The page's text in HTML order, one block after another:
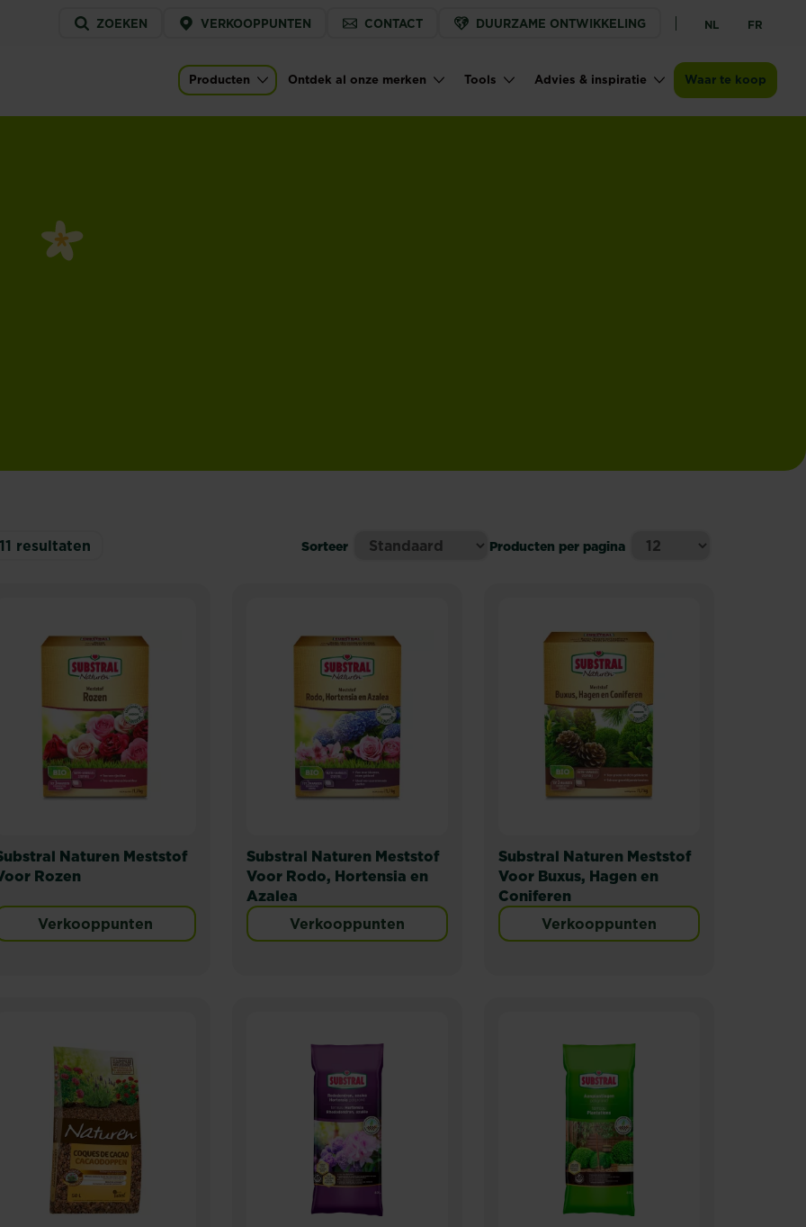
Service
menu
ZOEKEN VERKOOPPUNTEN CONTACT DUURZAME ONTWIKKELING NL FR
Main navigation
Producten Ontdek al onze merken Tools Advies & inspiratie Waar te koop
resultaten Sorteer Producten per pagina
Naturen Meststof
Rozen
Verkooppunten
Substral Naturen Meststof
Voor Rodo, Hortensia en
Azalea
Verkooppunten
Substral Naturen Meststof
Voor Buxus, Hagen en
Coniferen
Verkooppunten